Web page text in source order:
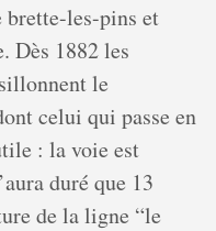
brette-les-pins et
Dès 1882 les
le
celui qui passe en
: la voie est
duré que 13
de la ligne “le